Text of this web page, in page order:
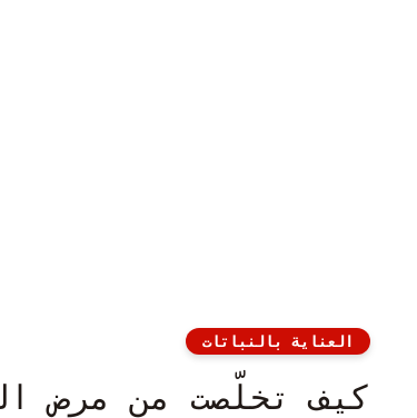
العناية بالنباتات
كيف تخلّصت من مرض